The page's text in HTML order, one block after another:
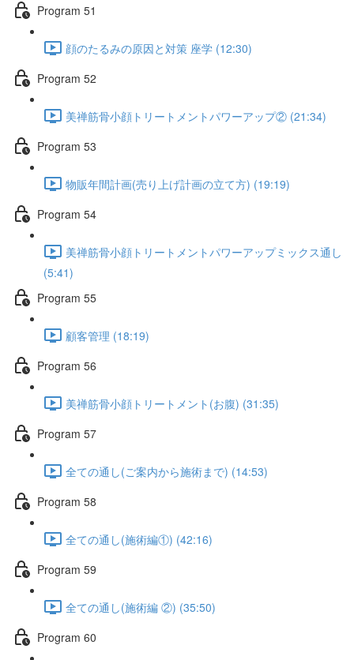
Program 51
顔のたるみの原因と対策 座学 (12:30)
Program 52
美禅筋骨小顔トリートメントパワーアップ② (21:34)
Program 53
物販年間計画(売り上げ計画の立て方) (19:19)
Program 54
美禅筋骨小顔トリートメントパワーアップミックス通し
(5:41)
Program 55
顧客管理 (18:19)
Program 56
美禅筋骨小顔トリートメント(お腹) (31:35)
Program 57
全ての通し(ご案内から施術まで) (14:53)
Program 58
全ての通し(施術編①) (42:16)
Program 59
全ての通し(施術編 ②) (35:50)
Program 60